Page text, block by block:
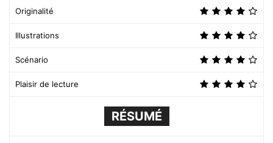
Originalité
Illustrations
Scénario
Plaisir de lecture
RÉSUMÉ